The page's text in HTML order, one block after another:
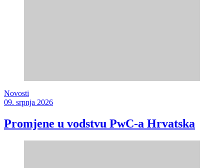
Novosti
09. srpnja 2026
Promjene u vodstvu PwC-a Hrvatska